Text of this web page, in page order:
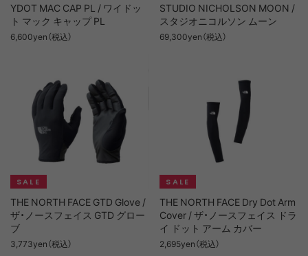
YDOT MAC CAP PL / ワイドッ
ト マック キャップ PL
6,600yen（税込）
STUDIO NICHOLSON MOON /
スタジオニコルソン ムーン
69,300yen（税込）
THE NORTH FACE GTD Glove /
ザ・ノースフェイス GTD グロー
ブ
3,773yen（税込）
THE NORTH FACE Dry Dot Arm
Cover / ザ・ノースフェイス ドラ
イ ドット アーム カバー
2,695yen（税込）